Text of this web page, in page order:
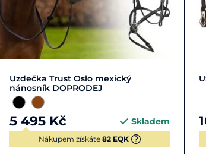
Cob Full
Uzdečka Trust Oslo mexický
nánosník DOPRODEJ
5 495 Kč Skladem
Nákupem získáte 82 EQK